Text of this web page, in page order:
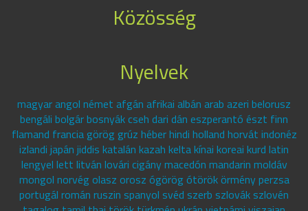
Közösség
Nyelvek
magyar angol német afgán afrikai albán arab azeri belorusz
bengáli bolgár bosnyák cseh dari dán eszperantó észt finn
flamand francia görög grúz héber hindi holland horvát indonéz
izlandi japán jiddis katalán kazah kelta kínai koreai kurd latin
lengyel lett litván lovári cigány macedón mandarin moldáv
mongol norvég olasz orosz ógörög ótörök örmény perzsa
portugál román ruszin spanyol svéd szerb szlovák szlovén